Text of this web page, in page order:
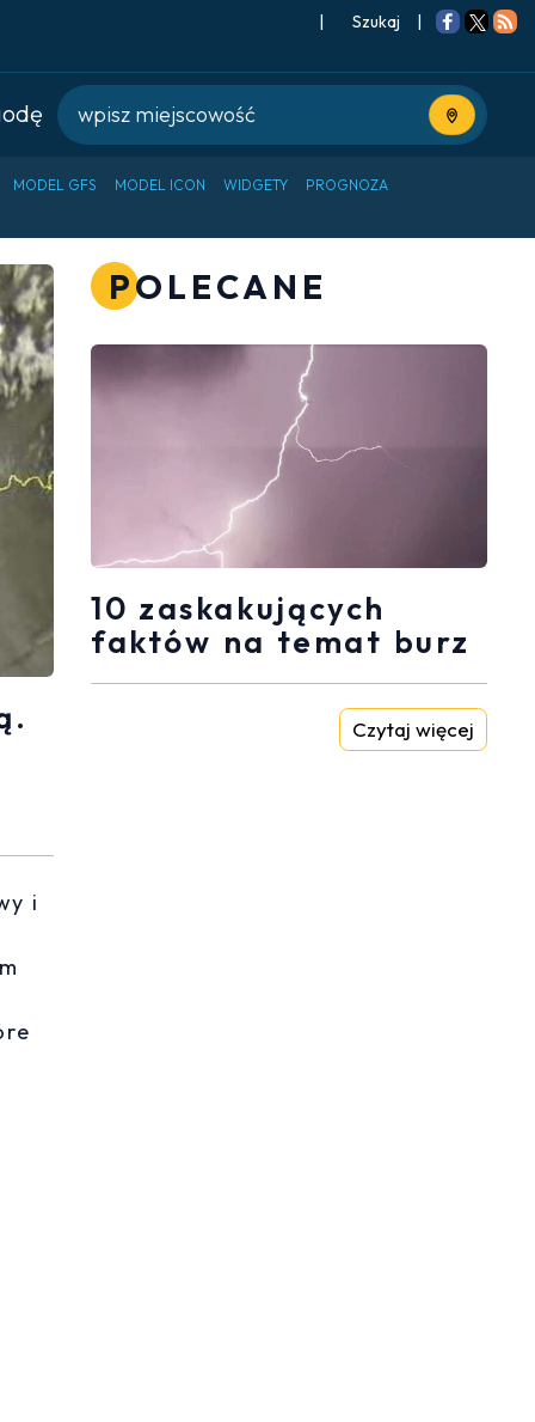
| |
Użyj
MODEL GFS MODEL ICON WIDGETY PROGNOZA
i
POLECANE
10 zaskakujących
faktów na temat burz
Czytaj więcej